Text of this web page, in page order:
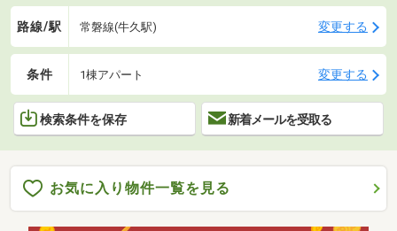
路線/駅 常磐線(牛久駅) 変更する
条件 1棟アパート 変更する
検索条件を保存 新着メールを受取る
お気に入り物件一覧を見る